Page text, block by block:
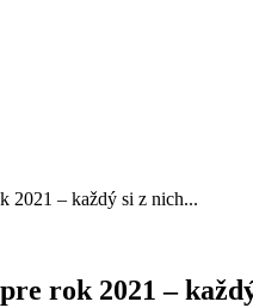
2021 – každý si z nich...
rok 2021 –